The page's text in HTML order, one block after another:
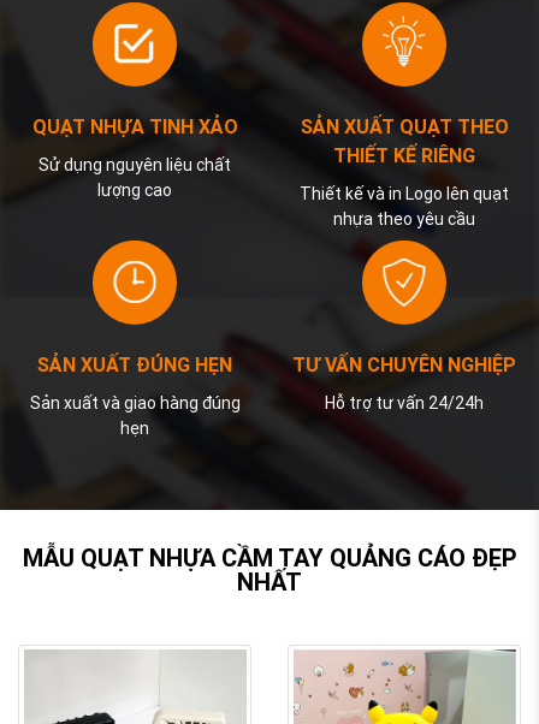
QUẠT NHỰA TINH XẢO
Sử dụng nguyên liệu chất
lượng cao
SẢN XUẤT QUẠT THEO
THIẾT KẾ RIÊNG
Thiết kế và in Logo lên quạt
nhựa theo yêu cầu
SẢN XUẤT ĐÚNG HẸN
Sản xuất và giao hàng đúng
hẹn
TƯ VẤN CHUYÊN NGHIỆP
Hỗ trợ tư vấn 24/24h
MẪU QUẠT NHỰA CẦM TAY QUẢNG CÁO ĐẸP
NHẤT